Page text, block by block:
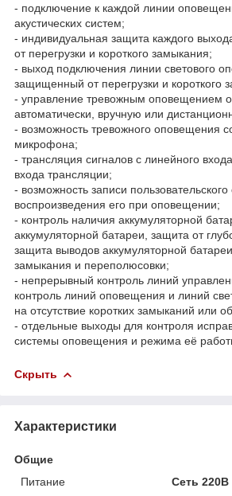
- подключение к каждой линии
акустических систем;
- индивидуальная защита каждого
от перегрузки и короткого замыкания;
- выход подключения линии светового
защищенный от перегрузки и короткого
- управление тревожным оповещением
автоматически, вручную или
- возможность тревожного оповещения
микрофона;
- трансляция сигналов с линейного
входа трансляции;
- возможность записи
воспроизведения его при оповещении;
- контроль наличия аккумуляторной
аккумуляторной батареи, защита от
защита выводов аккумуляторной батареи
замыкания и переполюсовки;
- непрерывный контроль линий
контроль линий оповещения и линий
на отсутствие коротких замыканий или
- отдельные выходы для контроля
системы оповещения и режима её
Скрыть
Характеристики
Общие
Питание
Сеть 220В